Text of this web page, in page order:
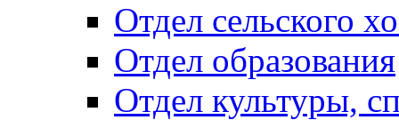
Отдел сельского
Отдел образования
Отдел культуры,